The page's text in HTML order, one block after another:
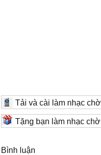
Tải và cài làm nhạc chờ
Tặng bạn làm nhạc chờ
Bình luận